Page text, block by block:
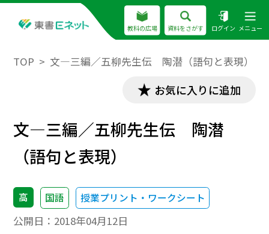
教科の広場 資料をさがす ログイン メニュー
TOP 文―三編／五柳先生伝 陶潜（語句と表現）
お気に入りに追加
文―三編／五柳先生伝 陶潜
（語句と表現）
高 国語 授業プリント・ワークシート
公開日： 2018年04月12日